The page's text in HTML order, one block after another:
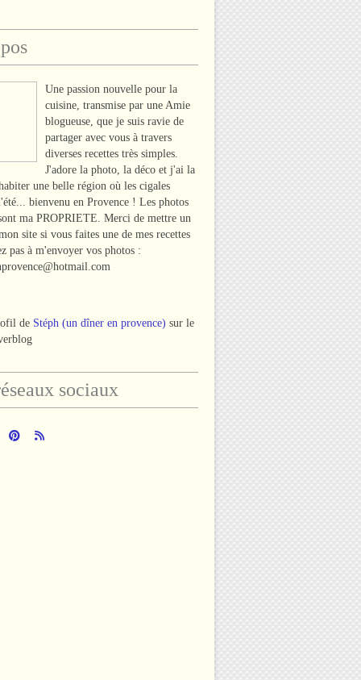
Une passion nouvelle pour la
cuisine, transmise par une Amie
blogueuse, que je suis ravie de
partager avec vous à travers
diverses recettes très simples.
J'adore la photo, la déco et j'ai la
une belle région où les cigales
bienvenu en Provence ! Les photos
ma PROPRIETE. Merci de mettre un
site si vous faites une de mes recettes
pas à m'envoyer vos photos :
de Stéph (un dîner en provence) sur le
sociaux